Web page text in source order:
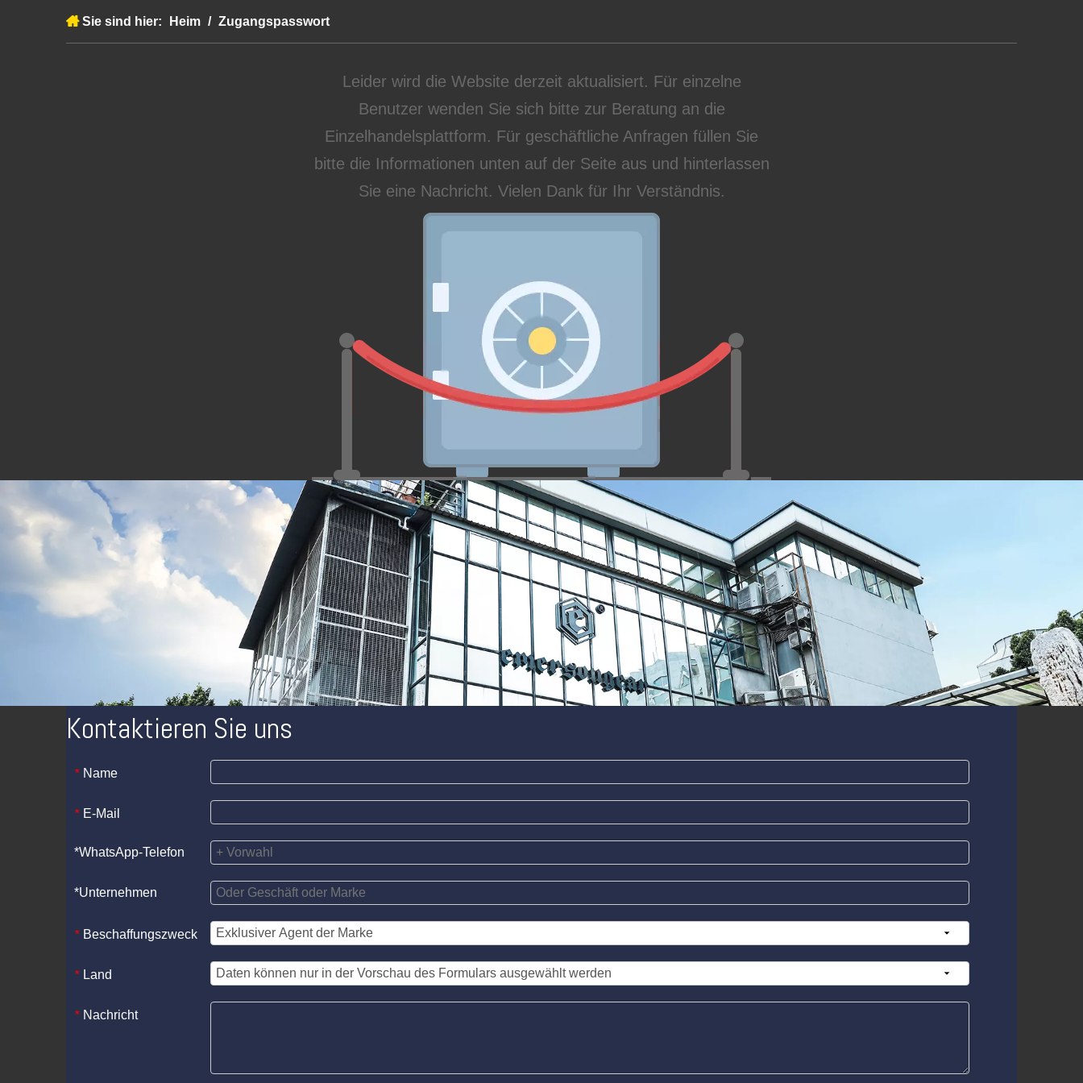
Sie sind hier: Heim / Zugangspasswort
Leider wird die Website derzeit aktualisiert. Für einzelne
Benutzer wenden Sie sich bitte zur Beratung an die
Einzelhandelsplattform. Für geschäftliche Anfragen füllen Sie
bitte die Informationen unten auf der Seite aus und hinterlassen
Sie eine Nachricht. Vielen Dank für Ihr Verständnis.
Kontaktieren Sie uns
* Name
* E-Mail
*WhatsApp-Telefon
*Unternehmen
* Beschaffungszweck
* Land
* Nachricht